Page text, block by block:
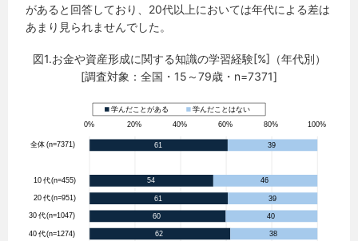
があると回答しており、20代以上においては年代による差は
あまり見られませんでした。
図1.お金や資産形成に関する知識の学習経験[%]（年代別）
[調査対象：全国・15～79歳・n=7371]